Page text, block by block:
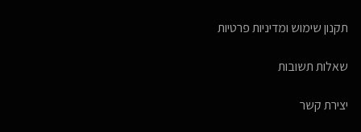
תקנון שימוש ומדיניות פרטיות
שאלות תשובות
יצירת קשר